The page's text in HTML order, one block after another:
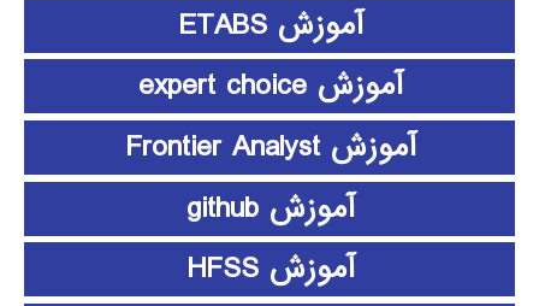
آموزش ETABS
آموزش expert choice
آموزش Frontier Analyst
آموزش github
آموزش HFSS